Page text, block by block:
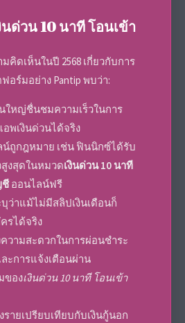
นด่วน 10 นาที โอนเข้า
คิดเห็นในปี 2568 เกี่ยวกับการ
อร์มอย่าง Pantip พบว่า:
ใหญ่ชื่นชมความเร็วในการ
พเงินด่วนได้จริง
ถูกฎหมาย เช่น ฟินนิกซ์ได้รับ
งสุดในหมวดเงินด่วน 10 นาที
ชี ออนไลน์ฟรี
ว่าแม้ไม่มีสลิปเงินเดือนก็
รได้จริง
วามสะดวกในการผ่อนชำระ
ะการแจ้งเตือนผ่าน
ของเงินด่วน 10 นาที โอนเข้า
รายเปรียบเทียบกับเงินกู้นอก